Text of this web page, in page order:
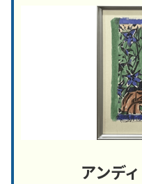
アンデ